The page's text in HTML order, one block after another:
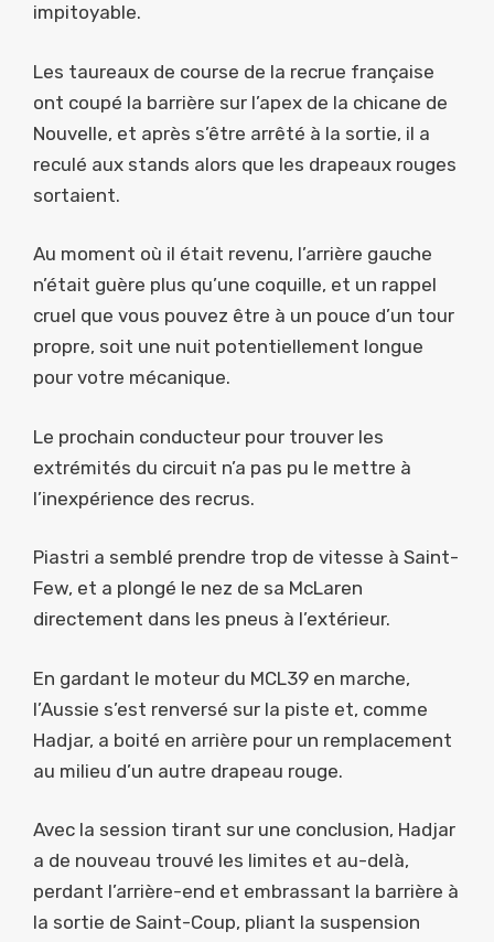
impitoyable.
Les taureaux de course de la recrue française
ont coupé la barrière sur l’apex de la chicane de
Nouvelle, et après s’être arrêté à la sortie, il a
reculé aux stands alors que les drapeaux rouges
sortaient.
Au moment où il était revenu, l’arrière gauche
n’était guère plus qu’une coquille, et un rappel
cruel que vous pouvez être à un pouce d’un tour
propre, soit une nuit potentiellement longue
pour votre mécanique.
Le prochain conducteur pour trouver les
extrémités du circuit n’a pas pu le mettre à
l’inexpérience des recrus.
Piastri a semblé prendre trop de vitesse à Saint-
Few, et a plongé le nez de sa McLaren
directement dans les pneus à l’extérieur.
En gardant le moteur du MCL39 en marche,
l’Aussie s’est renversé sur la piste et, comme
Hadjar, a boité en arrière pour un remplacement
au milieu d’un autre drapeau rouge.
Avec la session tirant sur une conclusion, Hadjar
a de nouveau trouvé les limites et au-delà,
perdant l’arrière-end et embrassant la barrière à
la sortie de Saint-Coup, pliant la suspension